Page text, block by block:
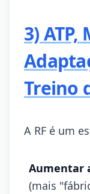
3)
Treino
A RF é um
Aumentar
(mais